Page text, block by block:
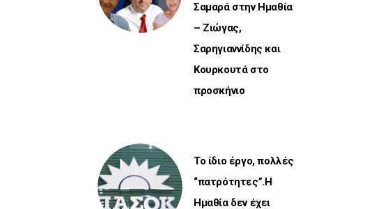
Σαμαρά στην Ημαθία
– Ζιώγας,
Σαρηγιαννίδης και
Κουρκουτά στο
προσκήνιο
Το ίδιο έργο, πολλές
“πατρότητες”.Η
Ημαθία δεν έχει